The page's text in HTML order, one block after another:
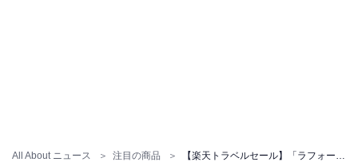
All About ニュース 注目の商品